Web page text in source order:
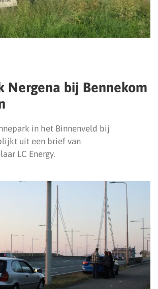
Nergena bij Bennekom
in het Binnenveld bij
uit een brief van
LC Energy.